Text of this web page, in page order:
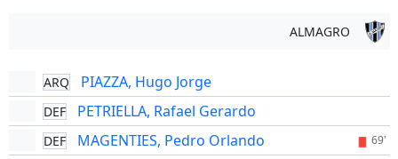
ALMAGRO
ARQ PIAZZA, Hugo Jorge
DEF PETRIELLA, Rafael Gerardo
DEF MAGENTIES, Pedro Orlando 69'